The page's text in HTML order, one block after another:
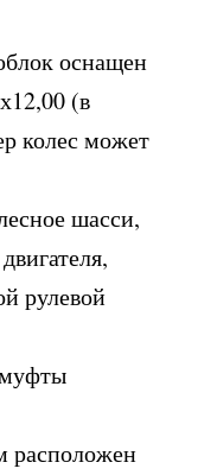
оснащен
(в
колес может
шасси,
рулевой
муфты
расположен